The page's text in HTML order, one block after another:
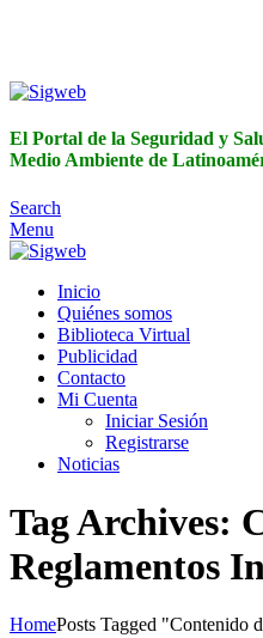
El Portal de la Seguridad y
Medio Ambiente de
Search
Menu
Inicio
Quiénes somos
Biblioteca Virtual
Publicidad
Contacto
Mi Cuenta
Iniciar Sesión
Registrarse
Noticias
Tag Archives:
Reglamentos
HomePosts Tagged "Contenido